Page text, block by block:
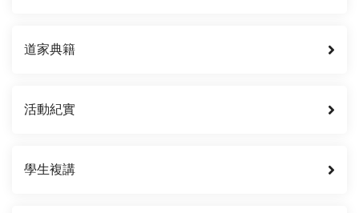
道家典籍
活動紀實
學生複講